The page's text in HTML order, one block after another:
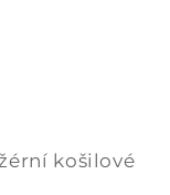
košilové